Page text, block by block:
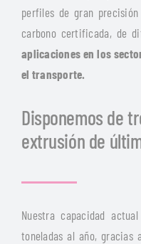
perfiles de gran
carbono certificada, de
aplicaciones en los
el transporte.
Disponemos de
extrusión de
Nuestra capacidad
toneladas al año, gracias